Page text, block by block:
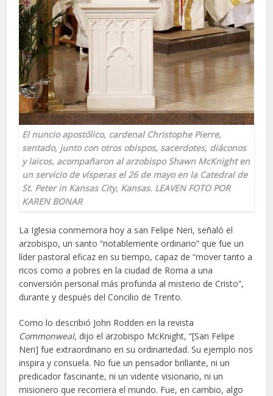
El nuncio apostólico, cardenal Christophe Pierre,
sentado, junto con otros obispos, sacerdotes, diáconos
y laicos, acompañaron al arzobispo Shawn McKnight en
un servicio de vísperas el 26 de mayo en la Catedral de
St. Peter in Kansas City, Kansas. LEAVEN FOTO POR
KAREN BONAR
La Iglesia conmemora hoy a san Felipe Neri, señaló el
arzobispo, un santo “notablemente ordinario” que fue un
líder pastoral eficaz en su tiempo, capaz de “mover tanto a
ricos como a pobres en la ciudad de Roma a una
conversión personal más profunda al misterio de Cristo”,
durante y después del Concilio de Trento.
Como lo describió John Rodden en la revista
Commonweal, dijo el arzobispo McKnight, “[San Felipe
Neri] fue extraordinario en su ordinariedad. Su ejemplo nos
inspira y consuela. No fue un pensador brillante, ni un
predicador fascinante, ni un vidente visionario, ni un
misionero que recorriera el mundo. Fue, en cambio, algo